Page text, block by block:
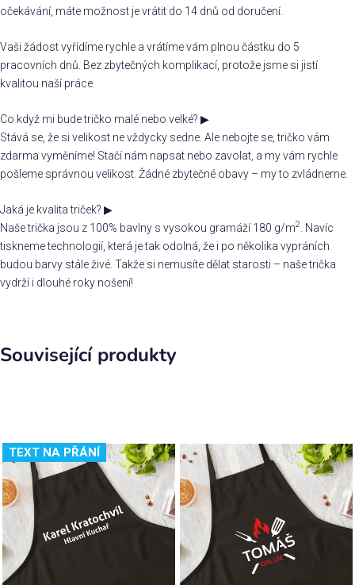
očekávání, máte možnost je vrátit do 14 dnů od doručení.
Vaši žádost vyřídíme rychle a vrátíme vám plnou částku do 5
pracovních dnů. Bez zbytečných komplikací, protože jsme si jistí
kvalitou naší práce.
Co když mi bude tričko malé nebo velké? ▶
Stává se, že si velikost ne vždycky sedne. Ale nebojte se, tričko vám
zdarma vyměníme! Stačí nám napsat nebo zavolat, a my vám rychle
pošleme správnou velikost. Žádné zbytečné obavy – my to zvládneme.
Jaká je kvalita triček? ▶
Naše trička jsou z 100% bavlny s vysokou gramáží 180 g/m2
. Navíc
tiskneme technologií, která je tak odolná, že i po několika vypráních
budou barvy stále živé. Takže si nemusíte dělat starosti – naše trička
vydrží i dlouhé roky nošení!
Související produkty
TEXT NA PŘÁNÍ